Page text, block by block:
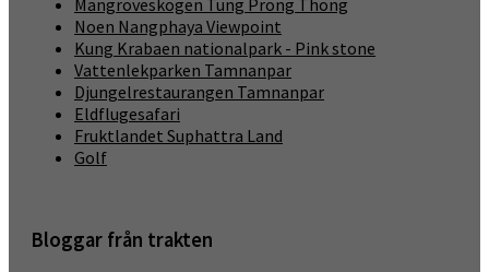
Noen Nangphaya Viewpoint
Kung Krabaen nationalpark - Pink stone
Vattenlekparken Tamnanpar
Djungelrestaurangen Tamnanpar
Eldflugesafari
Fruktlandet Suphattra Land
Golf
Bloggar från trakten